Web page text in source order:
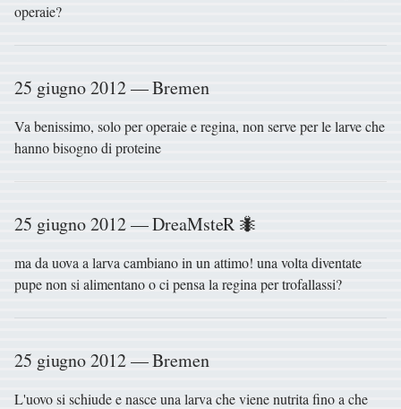
operaie?
25 giugno 2012 — Bremen
Va benissimo, solo per operaie e regina, non serve per le larve che
hanno bisogno di proteine
25 giugno 2012 — DreaMsteR 🐜
ma da uova a larva cambiano in un attimo! una volta diventate
pupe non si alimentano o ci pensa la regina per trofallassi?
25 giugno 2012 — Bremen
L'uovo si schiude e nasce una larva che viene nutrita fino a che